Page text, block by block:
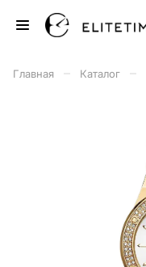
Главная Каталог